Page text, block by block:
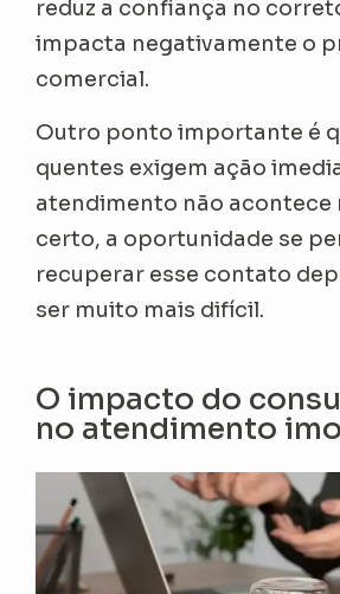
reduz a confiança no
impacta negativamente o
comercial.
Outro ponto importante é
quentes exigem ação
atendimento não acontece
certo, a oportunidade se
recuperar esse contato
ser muito mais difícil.
O impacto do
no atendimento